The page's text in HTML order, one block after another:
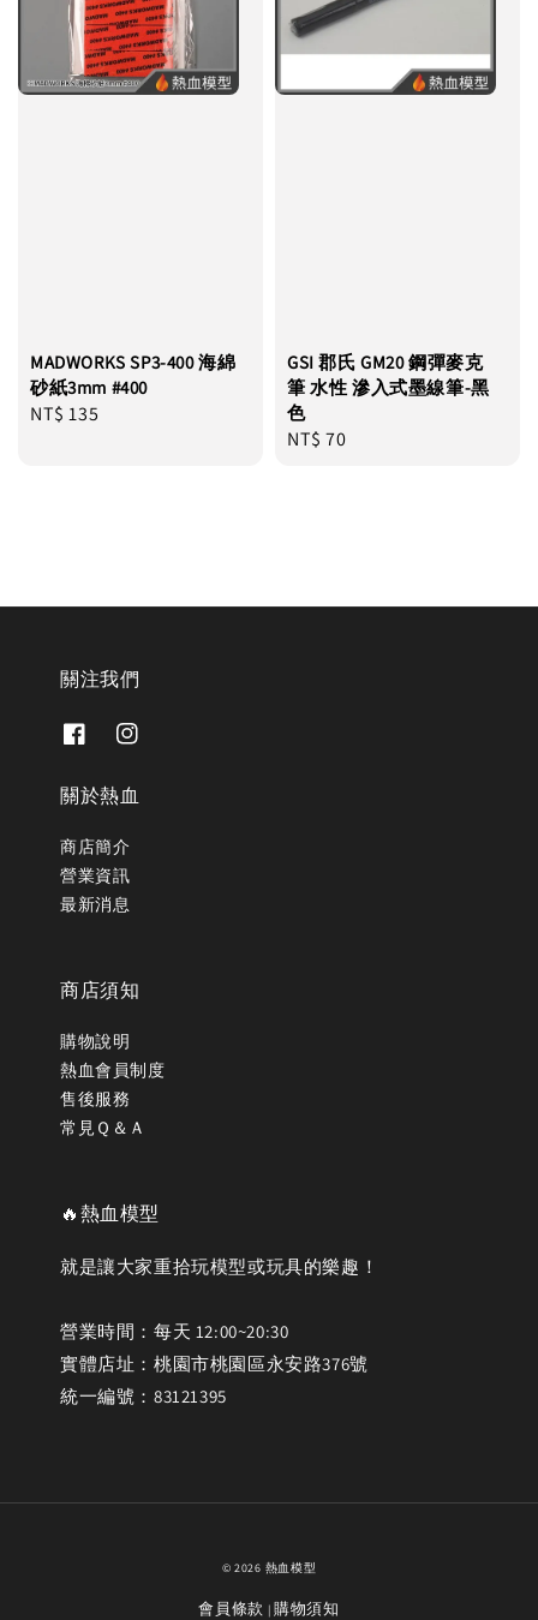
MADWORKS SP3-400 海綿
砂紙3mm #400
Regular
NT$ 135
GSI 郡氏 GM20 鋼彈麥克
筆 水性 滲入式墨線筆-黑
色
Regular
NT$ 70
關注我們
關於熱血
商店簡介
營業資訊
最新消息
商店須知
購物說明
熱血會員制度
售後服務
常見Ｑ＆Ａ
🔥熱血模型
就是讓大家重拾玩模型或玩具的樂趣！
營業時間：每天 12:00~20:30
實體店址：桃園市桃園區永安路376號
統一編號：83121395
© 2026 熱血模型
會員條款 |購物須知